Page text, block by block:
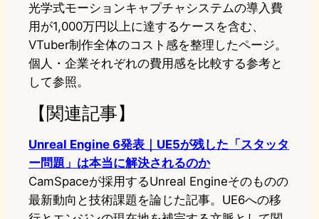
光学式モーションキャプチャシステムの導入費
用が1,000万円以上に達するケースを含む、
VTuber制作全体のコスト感を整理したページ。
個人・企業それぞれの費用感を比較する参考と
して参照。
【関連記事】
Unreal Engine 6発表｜UE5が残した「スタッタ
ー問題」は本当に解決されるのか
CamSpaceが採用するUnreal Engineそのものの
最新動向と技術課題を論じた記事。UE6への移